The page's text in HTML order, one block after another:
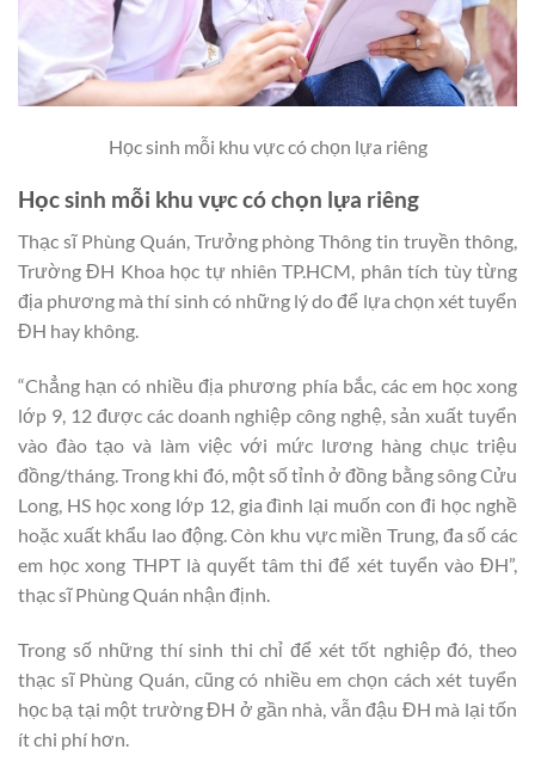
Học sinh mỗi khu vực có chọn lựa riêng
Học sinh mỗi khu vực có chọn lựa riêng
Thạc sĩ Phùng Quán, Trưởng phòng Thông tin truyền thông,
Trường ĐH Khoa học tự nhiên TP.HCM, phân tích tùy từng
địa phương mà thí sinh có những lý do để lựa chọn xét tuyển
ĐH hay không.
“Chẳng hạn có nhiều địa phương phía bắc, các em học xong
lớp 9, 12 được các doanh nghiệp công nghệ, sản xuất tuyển
vào đào tạo và làm việc với mức lương hàng chục triệu
đồng/tháng. Trong khi đó, một số tỉnh ở đồng bằng sông Cửu
Long, HS học xong lớp 12, gia đình lại muốn con đi học nghề
hoặc xuất khẩu lao động. Còn khu vực miền Trung, đa số các
em học xong THPT là quyết tâm thi để xét tuyển vào ĐH”,
thạc sĩ Phùng Quán nhận định.
Trong số những thí sinh thi chỉ để xét tốt nghiệp đó, theo
thạc sĩ Phùng Quán, cũng có nhiều em chọn cách xét tuyển
học bạ tại một trường ĐH ở gần nhà, vẫn đậu ĐH mà lại tốn
ít chi phí hơn.